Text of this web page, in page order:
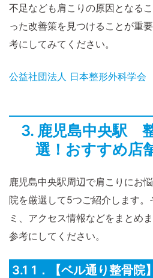
不足なども肩こりの原因となる
った改善策を見つけることが重
考にしてみてください。
公益社団法人 日本整形外科学会
3. 鹿児島中央駅
選！おすすめ店
鹿児島中央駅周辺で肩こりにお
院を厳選して5つご紹介します。
ミ、アクセス情報などをまとめ
参考にしてください。
3.1 1．【ベル通り整骨院】